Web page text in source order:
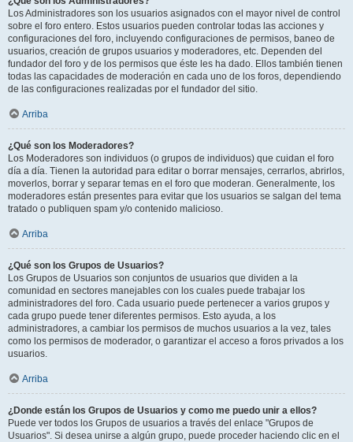
Los Administradores son los usuarios asignados con el mayor nivel de control
sobre el foro entero. Estos usuarios pueden controlar todas las acciones y
configuraciones del foro, incluyendo configuraciones de permisos, baneo de
usuarios, creación de grupos usuarios y moderadores, etc. Dependen del
fundador del foro y de los permisos que éste les ha dado. Ellos también tienen
todas las capacidades de moderación en cada uno de los foros, dependiendo
de las configuraciones realizadas por el fundador del sitio.
Arriba
¿Qué son los Moderadores?
Los Moderadores son individuos (o grupos de individuos) que cuidan el foro
día a día. Tienen la autoridad para editar o borrar mensajes, cerrarlos, abrirlos,
moverlos, borrar y separar temas en el foro que moderan. Generalmente, los
moderadores están presentes para evitar que los usuarios se salgan del tema
tratado o publiquen spam y/o contenido malicioso.
Arriba
¿Qué son los Grupos de Usuarios?
Los Grupos de Usuarios son conjuntos de usuarios que dividen a la
comunidad en sectores manejables con los cuales puede trabajar los
administradores del foro. Cada usuario puede pertenecer a varios grupos y
cada grupo puede tener diferentes permisos. Esto ayuda, a los
administradores, a cambiar los permisos de muchos usuarios a la vez, tales
como los permisos de moderador, o garantizar el acceso a foros privados a los
usuarios.
Arriba
¿Donde están los Grupos de Usuarios y como me puedo unir a ellos?
Puede ver todos los Grupos de usuarios a través del enlace "Grupos de
Usuarios". Si desea unirse a algún grupo, puede proceder haciendo clic en el